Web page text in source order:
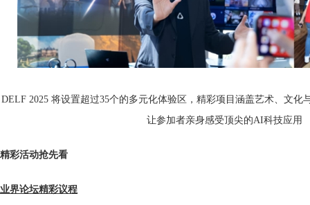
DELF 2025 将设置超过35个的多元化体验区，精彩项目涵盖艺术、文化
让参加者亲身感受顶尖的AI科技应用
精彩活动抢先看
业界论坛精彩议程